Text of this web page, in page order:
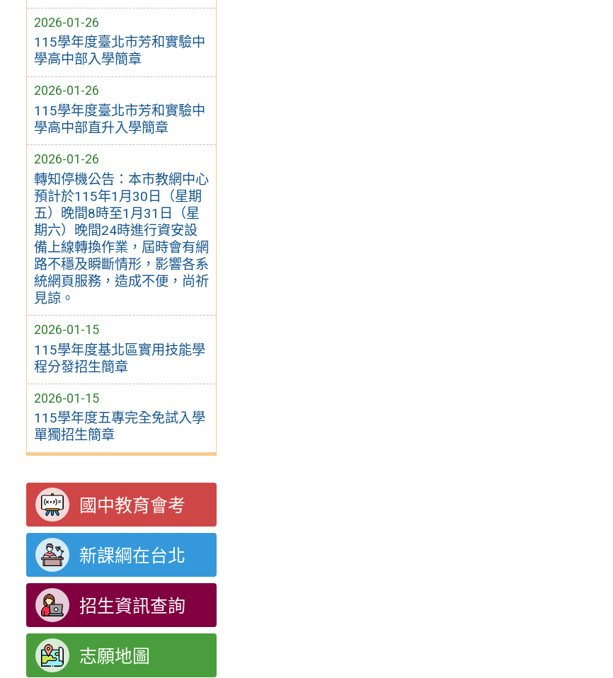
2026-01-26
115學年度臺北市芳和實驗中
學高中部入學簡章
2026-01-26
115學年度臺北市芳和實驗中
學高中部直升入學簡章
2026-01-26
轉知停機公告：本市教網中心
預計於115年1月30日（星期
五）晚間8時至1月31日（星
期六）晚間24時進行資安設
備上線轉換作業，屆時會有網
路不穩及瞬斷情形，影響各系
統網頁服務，造成不便，尚祈
見諒。
2026-01-15
115學年度基北區實用技能學
程分發招生簡章
2026-01-15
115學年度五專完全免試入學
單獨招生簡章
國中教育會考
新課綱在台北
招生資訊查詢
志願地圖